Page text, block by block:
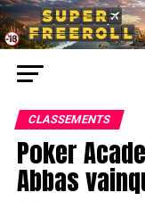
CLASSEMENTS
Poker
Abbas